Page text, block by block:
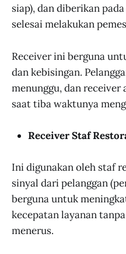
siap), dan diberikan
selesai melakukan
Receiver ini berguna
dan kebisingan.
menunggu, dan receiver
saat tiba waktunya
Receiver Staf
Ini digunakan oleh staf
sinyal dari pelanggan
berguna untuk
kecepatan layanan
menerus.